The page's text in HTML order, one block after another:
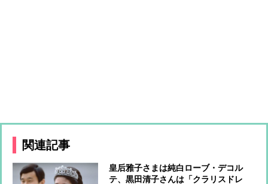
関連記事
皇后雅子さまは純白ローブ・デコル
テ、黒田清子さんは「クラリスドレ